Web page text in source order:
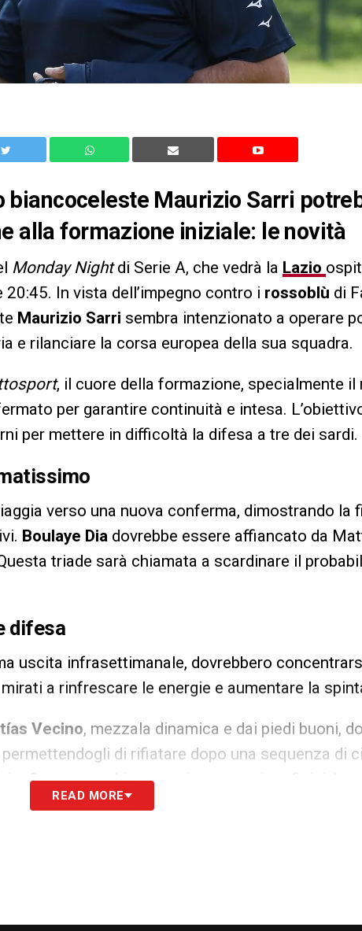
biancoceleste Maurizio Sarri
alla formazione iniziale: le novità
Monday Nightdi Serie A, che vedrà la Lazio
20:45. In vista dell’impegno contro i rossoblù di
Maurizio Sarri sembra intenzionato a operare
e rilanciare la corsa europea della sua squadra.
, il cuore della formazione, specialmente il
per garantire continuità e intesa.
per mettere in difficoltà la difesa a tre dei sardi.
verso una nuova conferma, dimostrando la
Boulaye Dia dovrebbe essere affiancato da
triade sarà chiamata a scardinare il
difesa
uscita infrasettimanale, dovrebbero
a rinfrescare le energie e aumentare la
Vecino, mezzala dinamica e dai piedi buoni,
permettendogli di rifiatare dopo una sequenza di
Questo cambio garantisce maggiore fisicità e
all’Olimpico.
READ MORE